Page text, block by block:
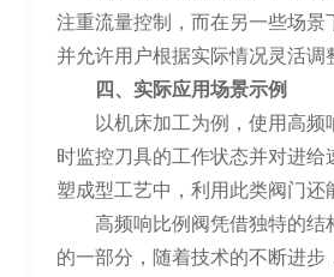
注重流量控制，而在另一些场景
并允许用户根据实际情况灵活调
四、实际应用场景示例
以机床加工为例，使用高
时监控刀具的工作状态并对进
塑成型工艺中，利用此类阀门还
高频响比例阀凭借独特的结
的一部分，随着技术的不断进